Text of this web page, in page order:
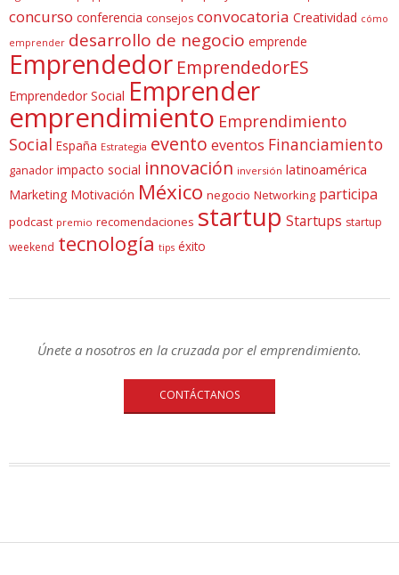
concurso conferencia consejos convocatoria Creatividad cómo
emprender desarrollo de negocio emprende
Emprendedor EmprendedorES
Emprendedor Social Emprender
emprendimiento Emprendimiento
Social España Estrategia evento eventos Financiamiento
ganador impacto social innovación inversión latinoamérica
Marketing Motivación México negocio Networking participa
podcast premio recomendaciones startup Startups startup
weekend tecnología tips éxito
Únete a nosotros en la cruzada por el emprendimiento.
CONTÁCTANOS